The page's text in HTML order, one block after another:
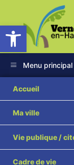
Ouvrir la barre d’outils
Menu principal
Accueil
Ma ville
Vie publique /
Cadre de vie
2024